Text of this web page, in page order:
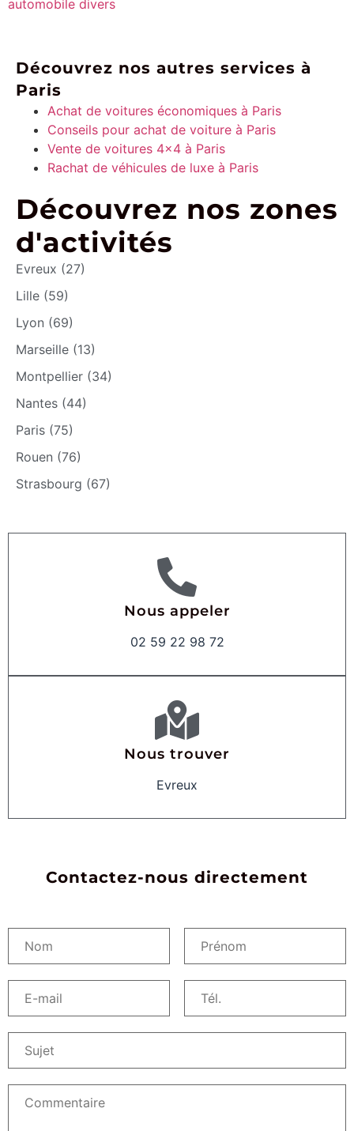
automobile divers
Découvrez nos autres services à
Paris
Achat de voitures économiques à Paris
Conseils pour achat de voiture à Paris
Vente de voitures 4×4 à Paris
Rachat de véhicules de luxe à Paris
Découvrez nos zones
d'activités
Evreux (27)
Lille (59)
Lyon (69)
Marseille (13)
Montpellier (34)
Nantes (44)
Paris (75)
Rouen (76)
Strasbourg (67)
Nous appeler
02 59 22 98 72
Nous trouver
Evreux
Contactez-nous directement